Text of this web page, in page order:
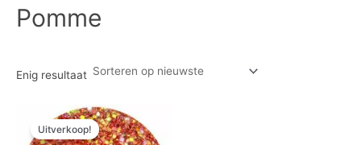
Pomme
Enig resultaat
Uitverkoop!
Oorspronkelijke
prijs
was:
Huidige
prijs
is: